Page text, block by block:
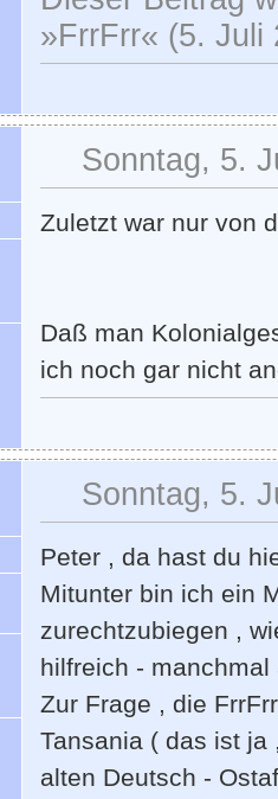
»FrrFrr« (5. Juli
Sonntag, 5.
Zuletzt war nur von
Daß man
ich noch gar nicht
Sonntag, 5.
Peter , da hast du
Mitunter bin ich ein
zurechtzubiegen ,
hilfreich -
Zur Frage , die
Tansania ( das ist
alten Deutsch -